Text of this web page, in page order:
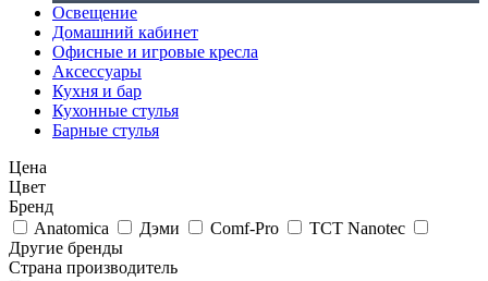
Освещение
Домашний кабинет
Офисные и игровые кресла
Аксессуары
Кухня и бар
Кухонные стулья
Барные стулья
Цена
Цвет
Бренд
Anatomica
Дэми Comf-Pro
TCT Nanotec
Другие бренды
Страна производитель